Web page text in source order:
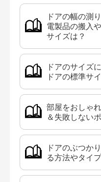
ドアの幅の測
電製品の搬入
サイズは？
ドアのサイズ
ドアの標準サ
部屋をおしゃ
＆失敗しない
ドアのぶつか
る方法やタイ